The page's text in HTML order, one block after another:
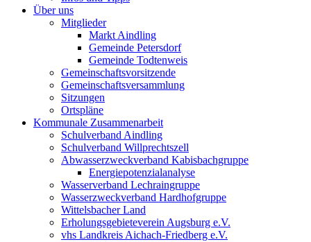
Über uns
Mitglieder
Markt Aindling
Gemeinde Petersdorf
Gemeinde Todtenweis
Gemeinschaftsvorsitzende
Gemeinschaftsversammlung
Sitzungen
Ortspläne
Kommunale Zusammenarbeit
Schulverband Aindling
Schulverband Willprechtszell
Abwasserzweckverband Kabisbachgruppe
Energiepotenzialanalyse
Wasserverband Lechraingruppe
Wasserzweckverband Hardhofgruppe
Wittelsbacher Land
Erholungsgebieteverein Augsburg e.V.
vhs Landkreis Aichach-Friedberg e.V.